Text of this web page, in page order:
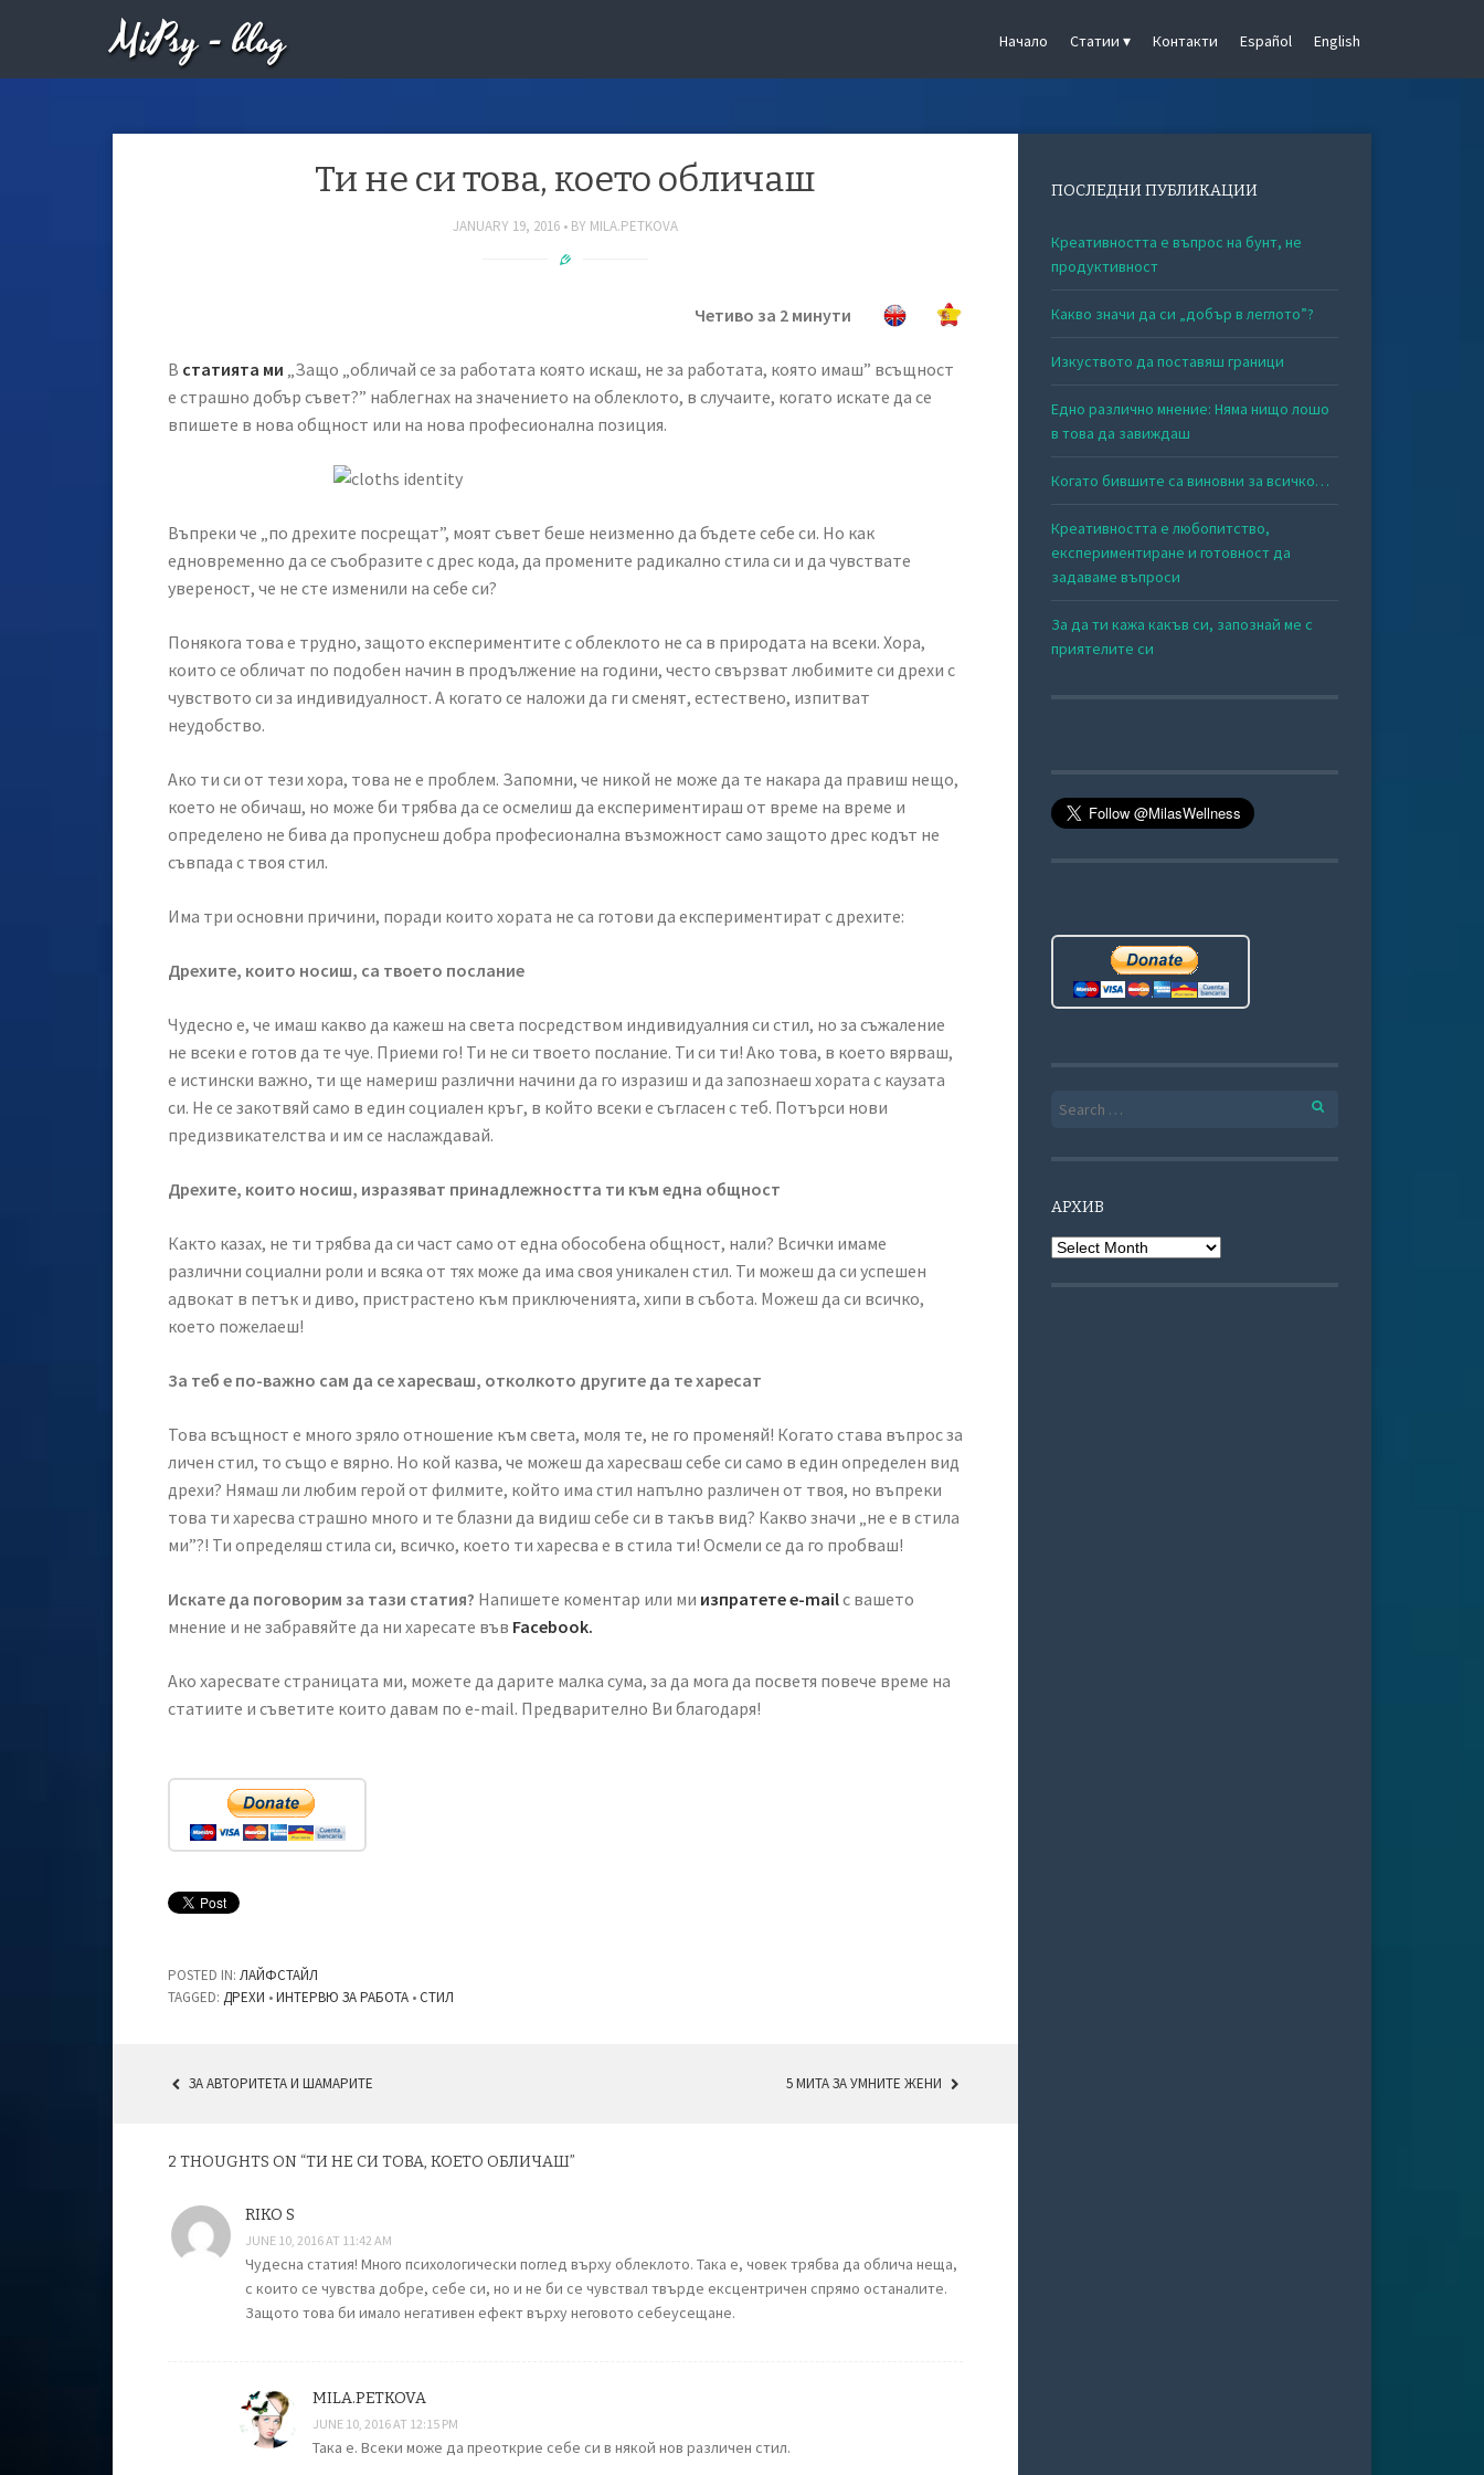
MiPsy - blog Начало Статии Контакти Español English
Ти не си това, което обличаш
JANUARY 19, 2016 BY MILA.PETKOVA
Четиво за 2 минути
В статията ми „Защо „обличай се за работата която искаш, не за работата, която имаш” всъщност
е страшно добър съвет?” наблегнах на значението на облеклото, в случаите, когато искате да се
впишете в нова общност или на нова професионална позиция.
Въпреки че „по дрехите посрещат”, моят съвет беше неизменно да бъдете себе си. Но как
едновременно да се съобразите с дрес кода, да промените радикално стила си и да чувствате
увереност, че не сте изменили на себе си?
Понякога това е трудно, защото експериментите с облеклото не са в природата на всеки. Хора,
които се обличат по подобен начин в продължение на години, често свързват любимите си дрехи с
чувството си за индивидуалност. А когато се наложи да ги сменят, естествено, изпитват
неудобство.
Ако ти си от тези хора, това не е проблем. Запомни, че никой не може да те накара да правиш нещо,
което не обичаш, но може би трябва да се осмелиш да експериментираш от време на време и
определено не бива да пропуснеш добра професионална възможност само защото дрес кодът не
съвпада с твоя стил.
Има три основни причини, поради които хората не са готови да експериментират с дрехите:
Дрехите, които носиш, са твоето послание
Чудесно е, че имаш какво да кажеш на света посредством индивидуалния си стил, но за съжаление
не всеки е готов да те чуе. Приеми го! Ти не си твоето послание. Ти си ти! Ако това, в което вярваш,
е истински важно, ти ще намериш различни начини да го изразиш и да запознаеш хората с каузата
си. Не се закотвяй само в един социален кръг, в който всеки е съгласен с теб. Потърси нови
предизвикателства и им се наслаждавай.
Дрехите, които носиш, изразяват принадлежността ти към една общност
Както казах, не ти трябва да си част само от една обособена общност, нали? Всички имаме
различни социални роли и всяка от тях може да има своя уникален стил. Ти можеш да си успешен
адвокат в петък и диво, пристрастено към приключенията, хипи в събота. Можеш да си всичко,
което пожелаеш!
За теб е по-важно сам да се харесваш, отколкото другите да те харесат
Това всъщност е много зряло отношение към света, моля те, не го променяй! Когато става въпрос за
личен стил, то също е вярно. Но кой казва, че можеш да харесваш себе си само в един определен вид
дрехи? Нямаш ли любим герой от филмите, който има стил напълно различен от твоя, но въпреки
това ти харесва страшно много и те блазни да видиш себе си в такъв вид? Какво значи „не е в стила
ми”?! Ти определяш стила си, всичко, което ти харесва е в стила ти! Осмели се да го пробваш!
Искате да поговорим за тази статия? Напишете коментар или ми изпратете e-mailс вашето
мнение и не забравяйте да ни харесате във Facebook.
Ако харесвате страницата ми, можете да дарите малка сума, за да мога да посветя повече време на
статиите и съветите които давам по e-mail. Предварително Ви благодаря!
POSTED IN: ЛАЙФСТАЙЛ
TAGGED: ДРЕХИ •ИНТЕРВЮ ЗА РАБОТА •СТИЛ
ЗА АВТОРИТЕТА И ШАМАРИТЕ 5 МИТА ЗА УМНИТЕ ЖЕНИ
2 THOUGHTS ON “ТИ НЕ СИ ТОВА, КОЕТО ОБЛИЧАШ”
RIKO S
JUNE 10, 2016 AT 11:42 AM
Чудесна статия! Много психологически поглед върху облеклото. Така е, човек трябва да облича неща,
с които се чувства добре, себе си, но и не би се чувствал твърде ексцентричен спрямо останалите.
Защото това би имало негативен ефект върху неговото себеусещане.
MILA.PETKOVA
JUNE 10, 2016 AT 12:15 PM
Така е. Всеки може да преоткрие себе си в някой нов различен стил.
ПОСЛЕДНИ ПУБЛИКАЦИИ
Креативността е въпрос на бунт, не
продуктивност
Какво значи да си „добър в леглото”?
Изкуството да поставяш граници
Едно различно мнение: Няма нищо лошо
в това да завиждаш
Когато бившите са виновни за всичко…
Креативността е любопитство,
експериментиране и готовност да
задаваме въпроси
За да ти кажа какъв си, запознай ме с
приятелите си
Search for:
АРХИВ
Архив